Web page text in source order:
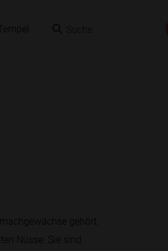
gehört.
Nüsse. Sie sind